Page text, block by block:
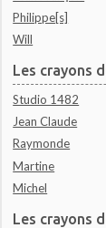
Philippe[s]
Will
Les crayons
Studio 1482
Jean Claude
Raymonde
Martine
Michel
Les crayons